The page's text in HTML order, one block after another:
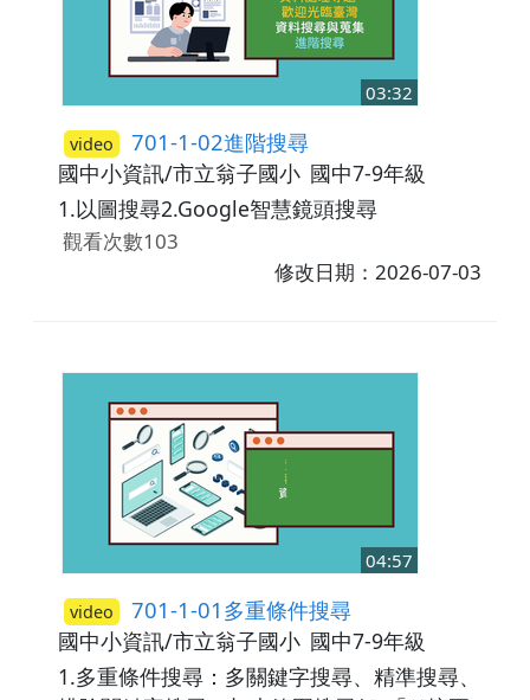
03:32
video 701-1-02進階搜尋
國中小資訊/市立翁子國小 國中7-9年級
1.以圖搜尋2.Google智慧鏡頭搜尋
觀看次數103
修改日期：2026-07-03
04:57
video 701-1-01多重條件搜尋
國中小資訊/市立翁子國小 國中7-9年級
1.多重條件搜尋：多關鍵字搜尋、精準搜尋、